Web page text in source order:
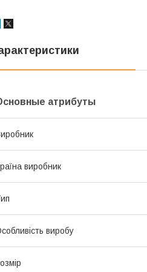
атрибуты
виробник
виробу